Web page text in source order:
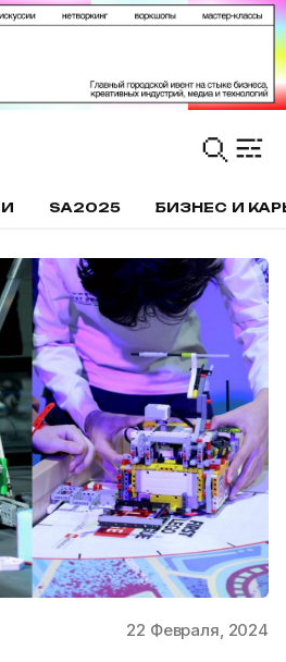
SA2025 БИЗНЕС И
22 Февраля, 2024